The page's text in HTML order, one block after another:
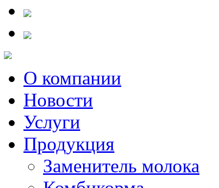
О компании
Новости
Услуги
Продукция
Заменитель молока